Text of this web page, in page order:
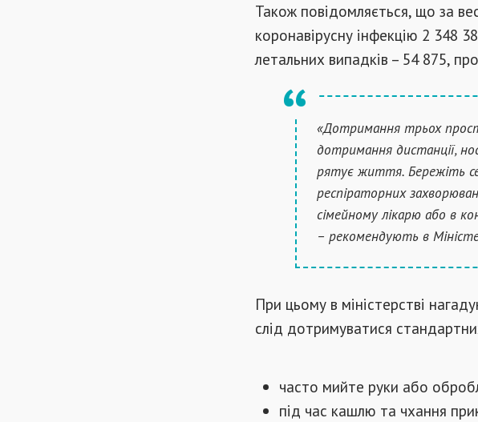
Також повідомляється, що за
коронавірусну інфекцію 2 348
летальних випадків – 54 875,
«Дотримання трьох
дотримання дистанції,
рятує життя. Бережіть
респіраторних
сімейному лікарю або в
– рекомендують в
При цьому в міністерстві
слід дотримуватися
часто мийте руки або
під час кашлю та чхання